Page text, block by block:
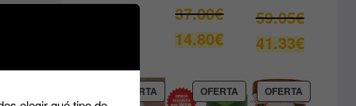
precios:
14.50€
37.00€El
original
37.00€.
14.80€El
precio
es:
59.05€El
original
59.05€.
41.33€El
precio
OFERTAPRODUCTOOFERTA PRODUCTO
OFERTAPRODUCTO